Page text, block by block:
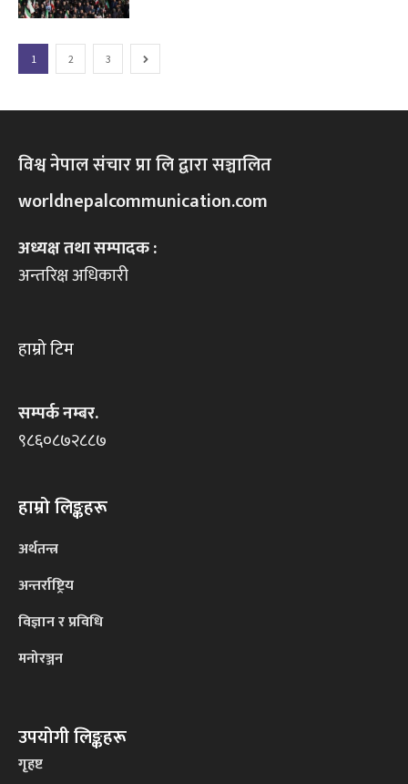
1 2 3
विश्व नेपाल संचार प्रा लि द्वारा सञ्चालित
worldnepalcommunication.com
अध्यक्ष तथा सम्पादक :
अन्तरिक्ष अधिकारी
हाम्रो टिम
सम्पर्क नम्बर.
९८६०८७२८८७
हाम्रो लिङ्कहरू
अर्थतन्त्र
अन्तर्राष्ट्रिय
विज्ञान र प्रविधि
मनोरञ्जन
उपयोगी लिङ्कहरू
गृहष्ट